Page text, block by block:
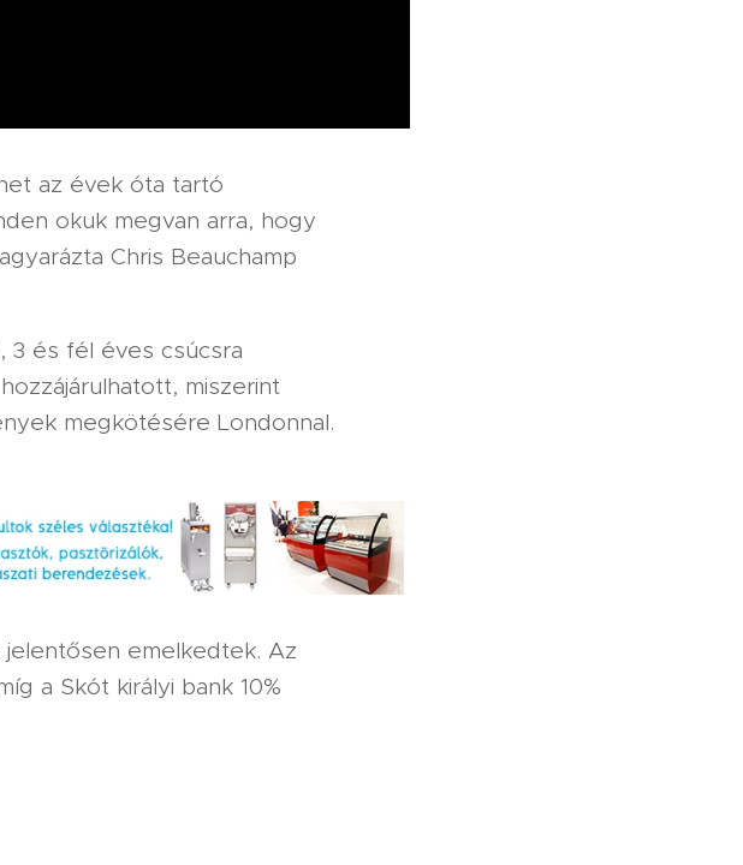
az évek óta tartó
okuk megvan arra, hogy
Chris Beauchamp
3 és fél éves csúcsra
miszerint
megkötésére Londonnal.
emelkedtek. Az
a Skót királyi bank 10%